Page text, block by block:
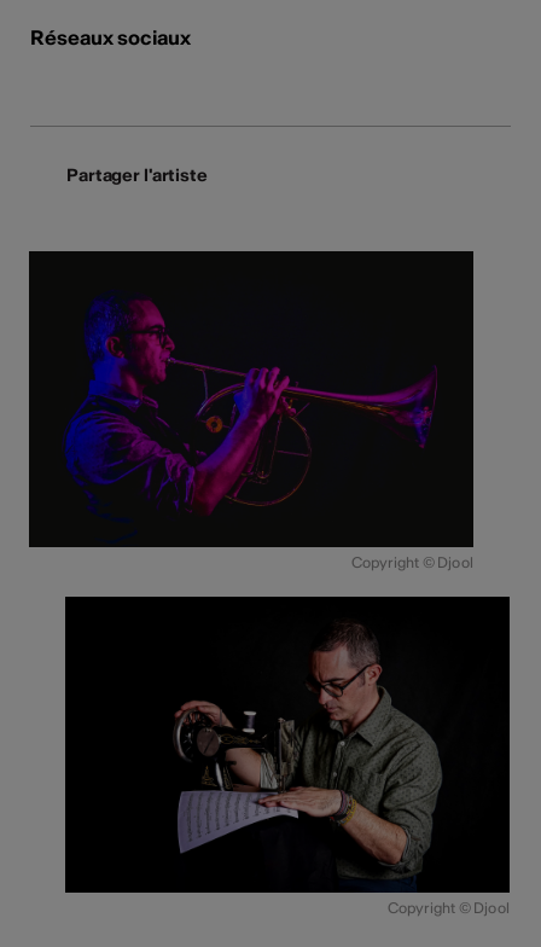
Réseaux sociaux
Partager l'artiste
Copyright © Djool
Copyright © Djool